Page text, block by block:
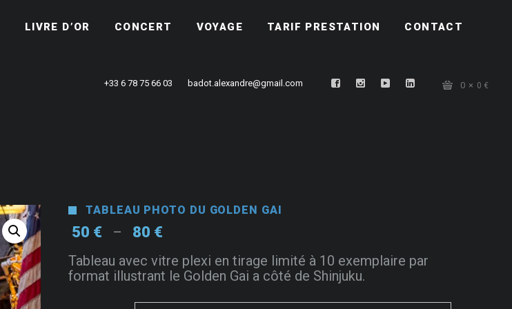
LIVRE D’OR CONCERT VOYAGE TARIF PRESTATION CONTACT
0 0 €
badot.alexandre@gmail.com
+33 6 78 75 66 03
TABLEAU PHOTO DU GOLDEN GAI
50 € – 80 €
prix :
50 €
Tableau avec vitre plexi en tirage limité à 10 exemplaire par
format illustrant le Golden Gai a côté de Shinjuku.